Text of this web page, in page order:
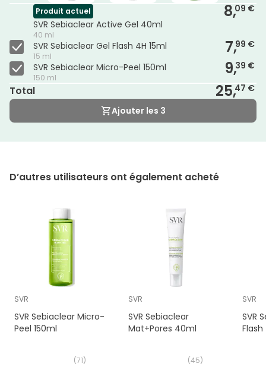
Produit actuel
SVR Sebiaclear Active Gel 40ml
40 ml
8,09 €
SVR Sebiaclear Gel Flash 4H 15ml
15 ml 7,99 €
SVR Sebiaclear Micro-Peel 150ml
150 ml 9,39 €
Total 25,47 €
Ajouter les 3
D’autres utilisateurs ont également acheté
SVR
SVR Sebiaclear Micro-
Peel 150ml
(71)
SVR
SVR Sebiaclear
Mat+Pores 40ml
(45)
SVR
SVR
Flash